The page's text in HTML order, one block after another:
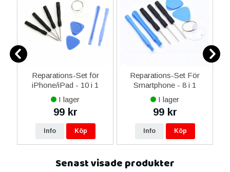
Reparations-Set för
iPhone/iPad - 10 i 1
I lager
99 kr
Info Köp
Reparations-Set För
Smartphone - 8 i 1
I lager
99 kr
Info Köp
Senast visade produkter